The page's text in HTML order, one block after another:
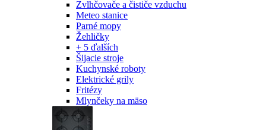
Zvlhčovače a čističe vzduchu
Meteo stanice
Parné mopy
Žehličky
+ 5 ďalších
Šijacie stroje
Kuchynské roboty
Elektrické grily
Fritézy
Mlynčeky na mäso